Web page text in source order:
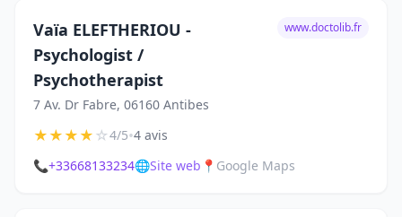
Vaïa ELEFTHERIOU -
Psychologist /
Psychotherapist
7 Av. Dr Fabre, 06160 Antibes
www.doctolib.fr
★★★★☆4/5•4 avis
📞+33668133234🌐Site web 📍 Google Maps